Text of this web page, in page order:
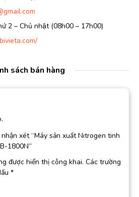
2 – Chủ nhật (08h00 – 17h00)
sách bán hàng
xét “Máy sản xuất Nitrogen tinh
1800N”
được hiển thị công khai. Các trường
*